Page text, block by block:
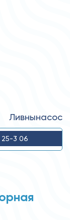
Ливнынасос
25-3 06